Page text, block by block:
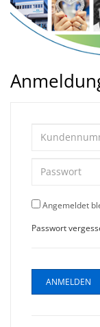
Angemeldet
Passwort